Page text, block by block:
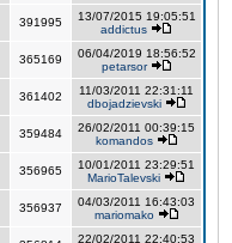
391995
13/07/2015 19:05:51
addictus
365169
06/04/2019 18:56:52
petarsor
361402
11/03/2011 22:31:11
dbojadzievski
359484
26/02/2011 00:39:15
komandos
356965
10/01/2011 23:29:51
MarioTalevski
356937
04/03/2011 16:43:03
mariomako
22/02/2011 22:40:53